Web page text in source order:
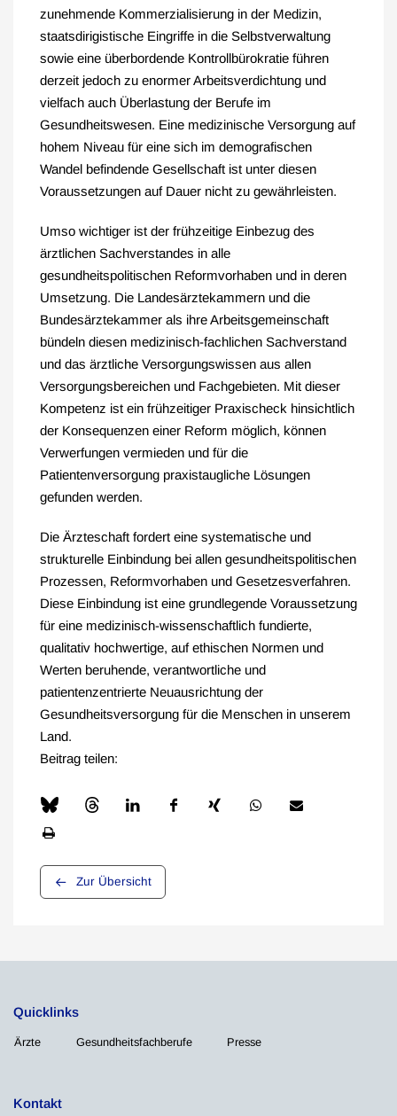
zunehmende Kommerzialisierung in der Medizin,
staatsdirigistische Eingriffe in die Selbstverwaltung
sowie eine überbordende Kontrollbürokratie führen
derzeit jedoch zu enormer Arbeitsverdichtung und
vielfach auch Überlastung der Berufe im
Gesundheitswesen. Eine medizinische Versorgung auf
hohem Niveau für eine sich im demografischen
Wandel befindende Gesellschaft ist unter diesen
Voraussetzungen auf Dauer nicht zu gewährleisten.
Umso wichtiger ist der frühzeitige Einbezug des
ärztlichen Sachverstandes in alle
gesundheitspolitischen Reformvorhaben und in deren
Umsetzung. Die Landesärztekammern und die
Bundesärztekammer als ihre Arbeitsgemeinschaft
bündeln diesen medizinisch-fachlichen Sachverstand
und das ärztliche Versorgungswissen aus allen
Versorgungsbereichen und Fachgebieten. Mit dieser
Kompetenz ist ein frühzeitiger Praxischeck hinsichtlich
der Konsequenzen einer Reform möglich, können
Verwerfungen vermieden und für die
Patientenversorgung praxistaugliche Lösungen
gefunden werden.
Die Ärzteschaft fordert eine systematische und
strukturelle Einbindung bei allen gesundheitspolitischen
Prozessen, Reformvorhaben und Gesetzesverfahren.
Diese Einbindung ist eine grundlegende Voraussetzung
für eine medizinisch-wissenschaftlich fundierte,
qualitativ hochwertige, auf ethischen Normen und
Werten beruhende, verantwortliche und
patientenzentrierte Neuausrichtung der
Gesundheitsversorgung für die Menschen in unserem
Land.
Beitrag teilen:
Zur Übersicht
Quicklinks
Ärzte Gesundheitsfachberufe Presse
Kontakt